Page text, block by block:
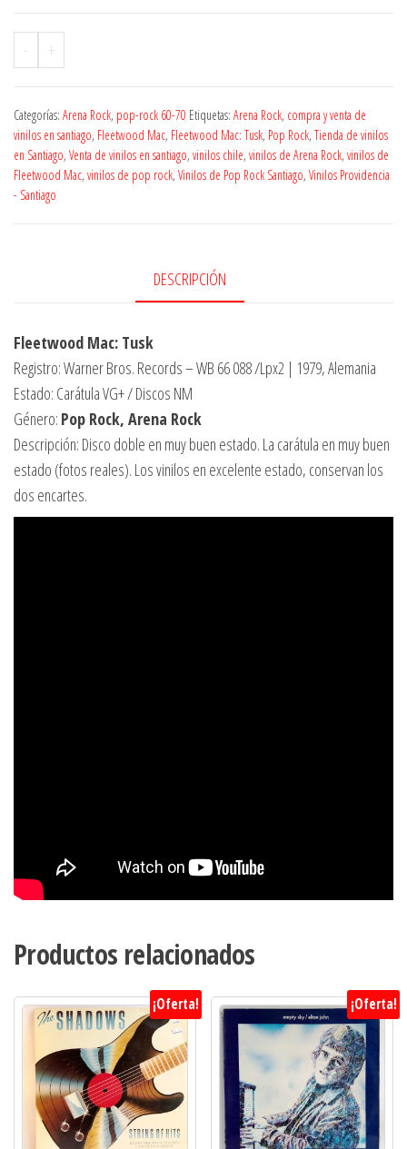
$45.000.
- +
Categorías: Arena Rock, pop-rock 60-70 Etiquetas: Arena Rock, compra y venta de
vinilos en santiago, Fleetwood Mac, Fleetwood Mac: Tusk, Pop Rock, Tienda de vinilos
en Santiago, Venta de vinilos en santiago, vinilos chile, vinilos de Arena Rock, vinilos de
Fleetwood Mac, vinilos de pop rock, Vinilos de Pop Rock Santiago, Vinilos Providencia
- Santiago
DESCRIPCIÓN
Fleetwood Mac: Tusk
Registro: Warner Bros. Records – WB 66 088 /Lpx2 | 1979, Alemania
Estado: Carátula VG+ / Discos NM
Género: Pop Rock, Arena Rock
Descripción: Disco doble en muy buen estado. La carátula en muy buen
estado (fotos reales). Los vinilos en excelente estado, conservan los
dos encartes.
Productos relacionados
¡Oferta! ¡Oferta!